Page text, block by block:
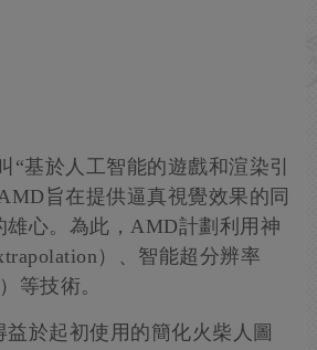
“基於人工智能的遊戲和渲染引
旨在提供逼真視覺效果的同
雄心。為此，AMD計劃利用神
）、智能超分辨率
等技術。
於起初使用的簡化火柴人圖